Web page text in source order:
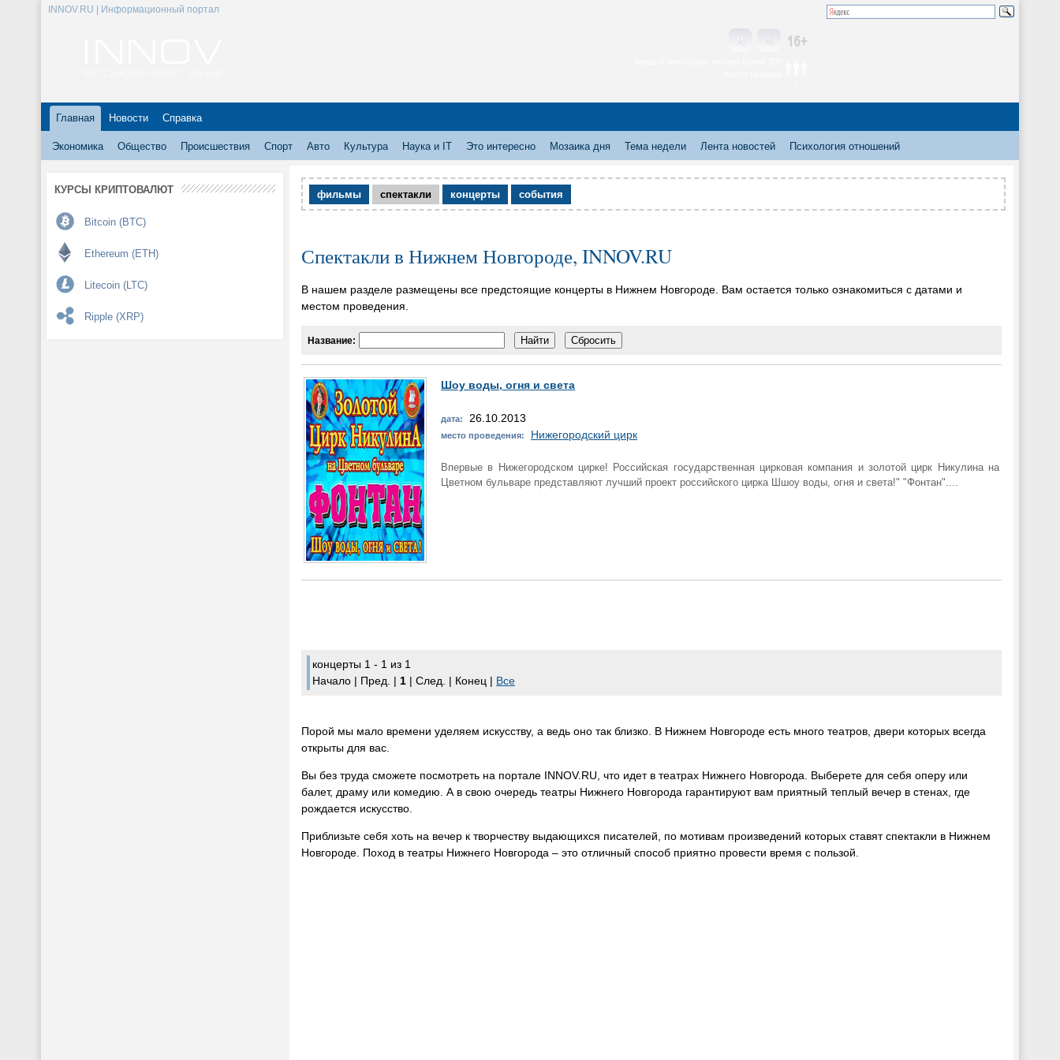
INNOV.RU | Информационный портал
Главная Новости Справка
Экономика Общество Происшествия Спорт Авто Культура Наука и IT Это интересно Мозаика дня Тема недели Лента новостей Психология отношений
КУРСЫ КРИПТОВАЛЮТ
Bitcoin (BTC)
Ethereum (ETH)
Litecoin (LTC)
Ripple (XRP)
фильмы спектакли концерты события
Спектакли в Нижнем Новгороде, INNOV.RU
В нашем разделе размещены все предстоящие концерты в Нижнем Новгороде. Вам остается только ознакомиться с датами и
местом проведения.
Название:
Шоу воды, огня и света
дата: 26.10.2013
место проведения: Нижегородский цирк
Впервые в Нижегородском цирке! Российская государственная цирковая компания и золотой цирк Никулина на
Цветном бульваре представляют лучший проект российского цирка Шшоу воды, огня и света!" "Фонтан"....
концерты 1 - 1 из 1
Начало | Пред. | 1 | След. | Конец | Все
Порой мы мало времени уделяем искусству, а ведь оно так близко. В Нижнем Новгороде есть много театров, двери которых всегда
открыты для вас.
Вы без труда сможете посмотреть на портале INNOV.RU, что идет в театрах Нижнего Новгорода. Выберете для себя оперу или
балет, драму или комедию. А в свою очередь театры Нижнего Новгорода гарантируют вам приятный теплый вечер в стенах, где
рождается искусство.
Приблизьте себя хоть на вечер к творчеству выдающихся писателей, по мотивам произведений которых ставят спектакли в Нижнем
Новгороде. Поход в театры Нижнего Новгорода – это отличный способ приятно провести время с пользой.